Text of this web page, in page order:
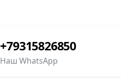
+79315826850
Наш WhatsApp